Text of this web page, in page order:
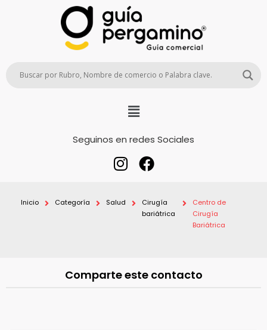
Seguinos en redes Sociales
Inicio Categoría Salud
Cirugía
bariátrica
Centro de
Cirugía
Bariátrica
Comparte este contacto